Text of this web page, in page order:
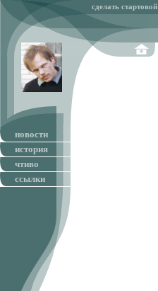
сделать стартовой
новости
история
чтиво
ссылки